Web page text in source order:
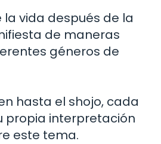
la vida después de la
de maneras
géneros de
hasta el shojo, cada
propia interpretación
este tema.